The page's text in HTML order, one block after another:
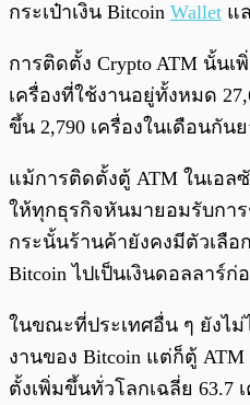
กระเป๋าเงิน Bitcoin Wallet แ
การติดตั้ง Crypto ATM นั้น
เครื่องที่ใช้งานอยู่ทั้งหมด
ขึ้น 2,790 เครื่องในเดือนกัน
แม้การติดตั้งตู้ ATM ในเอล
ให้ทุกธุรกิจหันมายอมรับการ
กระนั้นร้านค้ายังคงมีตัวเลือ
Bitcoin ไปเป็นเงินดอลลาร์
ในขณะที่ประเทศอื่น ๆ ยังไ
งานของ Bitcoin แต่ก็ตู้
ตั้งเพิ่มขึ้นทั่วโลกเฉลี่ย 63.7